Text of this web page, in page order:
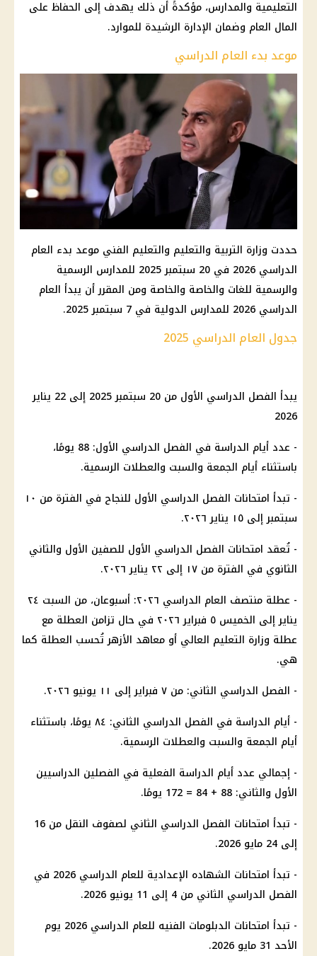
التعليمية والمدارس، مؤكدةً أن ذلك يهدف إلى الحفاظ على
المال العام وضمان الإدارة الرشيدة للموارد.
موعد بدء العام الدراسي
حددت وزارة التربية والتعليم والتعليم الفني موعد بدء العام
الدراسي 2026 في 20 سبتمبر 2025 للمدارس الرسمية
والرسمية للغات والخاصة والخاصة ومن المقرر أن يبدأ العام
الدراسي 2026 للمدارس الدولية في 7 سبتمبر 2025.
جدول العام الدراسي 2025
يبدأ الفصل الدراسي الأول من 20 سبتمبر 2025 إلى 22 يناير
2026
- عدد أيام الدراسة في الفصل الدراسي الأول: 88 يومًا،
باستثناء أيام الجمعة والسبت والعطلات الرسمية.
- تبدأ امتحانات الفصل الدراسي الأول للنجاح في الفترة من ١٠
سبتمبر إلى ١٥ يناير ٢٠٢٦.
- تُعقد امتحانات الفصل الدراسي الأول للصفين الأول والثاني
الثانوي في الفترة من ١٧ إلى ٢٢ يناير ٢٠٢٦.
- عطلة منتصف العام الدراسي ٢٠٢٦: أسبوعان، من السبت ٢٤
يناير إلى الخميس ٥ فبراير ٢٠٢٦ في حال تزامن العطلة مع
عطلة وزارة التعليم العالي أو معاهد الأزهر تُحسب العطلة كما
هي.
- الفصل الدراسي الثاني: من ٧ فبراير إلى ١١ يونيو ٢٠٢٦.
- أيام الدراسة في الفصل الدراسي الثاني: ٨٤ يومًا، باستثناء
أيام الجمعة والسبت والعطلات الرسمية.
- إجمالي عدد أيام الدراسة الفعلية في الفصلين الدراسيين
الأول والثاني: 88 + 84 = 172 يومًا.
- تبدأ امتحانات الفصل الدراسي الثاني لصفوف النقل من 16
إلى 24 مايو 2026.
- تبدأ امتحانات الشهاده الإعدادية للعام الدراسي 2026 في
الفصل الدراسي الثاني من 4 إلى 11 يونيو 2026.
- تبدأ امتحانات الدبلومات الفنيه للعام الدراسي 2026 يوم
الأحد 31 مايو 2026.